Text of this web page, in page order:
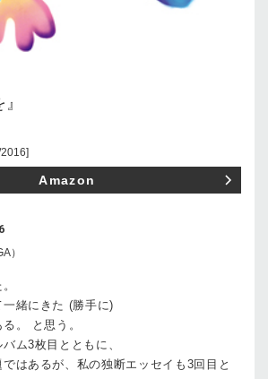
Amazon
）
緒にきた (勝手に)
。 と思う。
ム3枚目とともに、
はあるが、私の独断エッセイも3回目と